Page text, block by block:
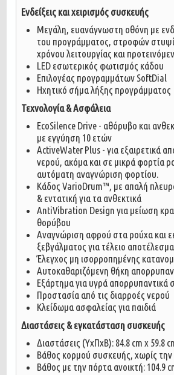
Ενδείξεις και χειρισμός συσκευής
Μεγάλη, ευανάγνωστη οθόνη με
του προγράμματος, στροφών
χρόνου λειτουργίας και
LED εσωτερικός φωτισμός κάδου
Επιλογέας προγραμμάτων SoftDial
Ηχητικό σήμα λήξης προγράμματος
Τεχνολογία & Ασφάλεια
EcoSilence Drive - αθόρυβο και
με εγγύηση 10 ετών
ActiveWater Plus - για εξαιρετικά
νερού, ακόμα και σε μικρά φορτία
αυτόματη αναγνώριση φορτίου.
Κάδος VarioDrum™, με απαλή
& εντατική για τα ανθεκτικά
AntiVibration Design για μείωση
θορύβου
Αναγνώριση αφρού στα ρούχα και
ξεβγάλματος για τέλειο αποτέλεσμα
Έλεγχος μη ισορροπημένης
Αυτοκαθαριζόμενη θήκη
Εξάρτημα για υγρά απορρυπαντικά
Προστασία από τις διαρροές νερού
Κλείδωμα ασφαλείας για παιδιά
Διαστάσεις & εγκατάσταση συσκευής
Διαστάσεις (ΥxΠxΒ): 84.8 cm x 59.8
Βάθος κορμού συσκευής, χωρίς την
Βάθος με την πόρτα ανοικτή: 104.9